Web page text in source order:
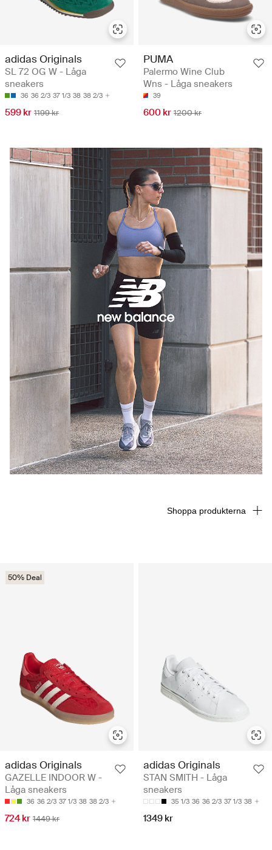
adidas Originals
SL 72 OG W - Låga
sneakers
36 36 2/3 37 1/3 38 38 2/3
599 kr 1199 kr
PUMA
Palermo Wine Club
Wns - Låga sneakers
39
600 kr 1200 kr
50% Deal
adidas Originals
GAZELLE INDOOR W -
Låga sneakers
36 36 2/3 37 1/3 38 38 2/3
724 kr 1449 kr
adidas Originals
STAN SMITH - Låga
sneakers
35 1/3 36 36 2/3 37 1/3 38
1349 kr
Shoppa produkterna